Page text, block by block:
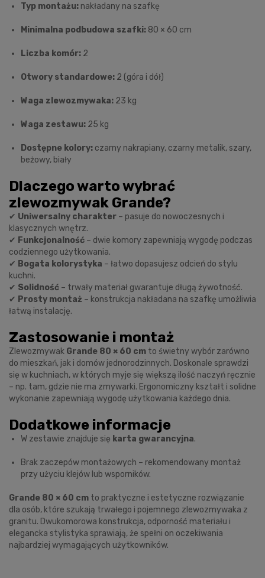
Typ montażu: nakładany na szafkę
Minimalna podbudowa szafki: 80 × 60 cm
Liczba komór: 2
Otwory standardowe: 2 (góra i dół)
Waga zlewozmywaka: 23 kg
Waga zestawu: 25 kg
Dostępne kolory: czarny nakrapiany, czarny metalik, szary,
beżowy, biały
Dlaczego warto wybrać
zlewozmywak Grande?
✔ Uniwersalny charakter – pasuje do nowoczesnych i
klasycznych wnętrz.
✔ Funkcjonalność – dwie komory zapewniają wygodę podczas
codziennego użytkowania.
✔ Bogata kolorystyka – łatwo dopasujesz odcień do stylu
kuchni.
✔ Solidność – trwały materiał gwarantuje długą żywotność.
✔ Prosty montaż – konstrukcja nakładana na szafkę umożliwia
łatwą instalację.
Zastosowanie i montaż
Zlewozmywak Grande 80 × 60 cm to świetny wybór zarówno
do mieszkań, jak i domów jednorodzinnych. Doskonale sprawdzi
się w kuchniach, w których myje się większą ilość naczyń ręcznie
– np. tam, gdzie nie ma zmywarki. Ergonomiczny kształt i solidne
wykonanie zapewniają wygodę użytkowania każdego dnia.
Dodatkowe informacje
W zestawie znajduje się karta gwarancyjna.
Brak zaczepów montażowych – rekomendowany montaż
przy użyciu klejów lub wsporników.
Grande 80 × 60 cm to praktyczne i estetyczne rozwiązanie
dla osób, które szukają trwałego i pojemnego zlewozmywaka z
granitu. Dwukomorowa konstrukcja, odporność materiału i
elegancka stylistyka sprawiają, że spełni on oczekiwania
najbardziej wymagających użytkowników.